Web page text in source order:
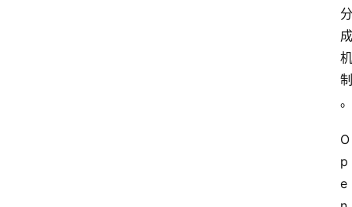
分
成
机
制
。
O
p
e